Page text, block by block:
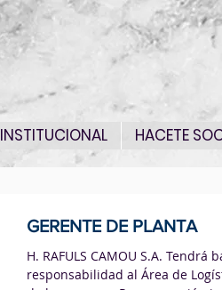
INSTITUCIONAL HACETE
GERENTE DE PLANTA
H. RAFULS CAMOU S.A. Tendrá
responsabilidad al Área de